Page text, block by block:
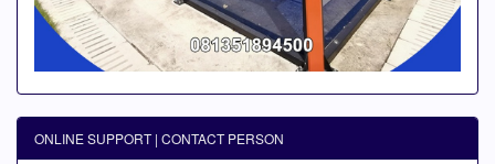
ONLINE SUPPORT | CONTACT PERSON